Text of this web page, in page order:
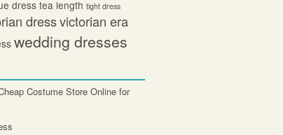
dresstea length tight dress
dressvictorian era
wedding dresses
Costume Store Online for